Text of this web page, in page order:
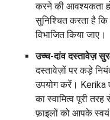
करने की आवश्यकता
सुनिश्चित करता है
विभाजित किया जाए।
उच्च-दांव दस्तावेज़
दस्तावेज़ों पर कड़े
उपयोग करें। Kerika
का स्वामित्व पूरी
फ़ाइलों को आपके स्वयं